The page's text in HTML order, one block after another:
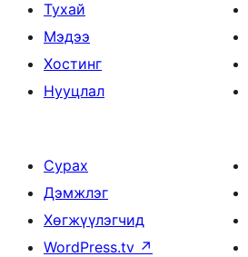
Тухай
Мэдээ
Хостинг
Нууцлал
Сурах
Дэмжлэг
Хөгжүүлэгчид
WordPress.tv ↗